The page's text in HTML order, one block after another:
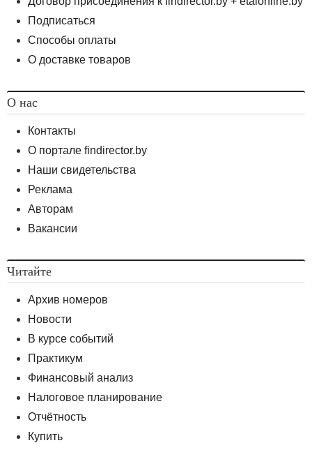
Подписаться
Способы оплаты
О доставке товаров
О нас
Контакты
О портале findirector.by
Наши свидетельства
Реклама
Авторам
Вакансии
Читайте
Архив номеров
Новости
В курсе событий
Практикум
Финансовый анализ
Налоговое планирование
Отчётность
Купить